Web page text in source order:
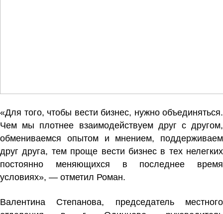
«Для того, чтобы вести бизнес, нужно объединяться.
Чем мы плотнее взаимодействуем друг с другом,
обмениваемся опытом и мнением, поддерживаем
друг друга, тем проще вести бизнес в тех нелегких
постоянно меняющихся в последнее время
условиях», — отметил Роман.
Валентина Степанова, председатель местного